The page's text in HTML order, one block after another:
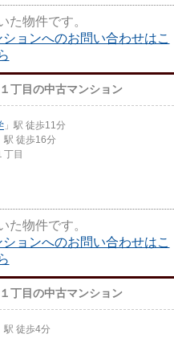
た物件です。
ョンへのお問い合わせはこ
丁目の中古マンション
」駅 徒歩11分
駅 徒歩16分
丁目
た物件です。
ョンへのお問い合わせはこ
丁目の中古マンション
駅 徒歩4分